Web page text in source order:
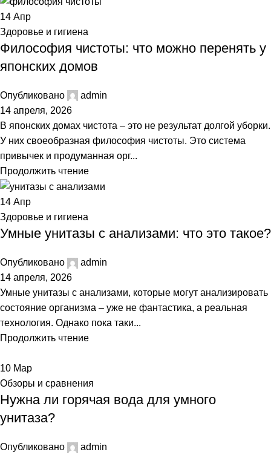
14 Апр
Здоровье и гигиена
Философия чистоты: что можно перенять у
японских домов
Опубликовано
admin
14 апреля, 2026
В японских домах чистота – это не результат долгой уборки.
У них своеобразная философия чистоты. Это система
привычек и продуманная орг...
Продолжить чтение
14 Апр
Здоровье и гигиена
Умные унитазы с анализами: что это такое?
Опубликовано
admin
14 апреля, 2026
Умные унитазы с анализами, которые могут анализировать
состояние организма – уже не фантастика, а реальная
технология. Однако пока таки...
Продолжить чтение
10 Мар
Обзоры и сравнения
Нужна ли горячая вода для умного
унитаза?
Опубликовано
admin